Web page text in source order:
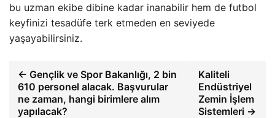
bu uzman ekibe dibine kadar inanabilir hem de futbol
keyfinizi tesadüfe terk etmeden en seviyede
yaşayabilirsiniz.
← Gençlik ve Spor Bakanlığı, 2 bin
610 personel alacak. Başvurular
ne zaman, hangi birimlere alım
yapılacak?
Kaliteli
Endüstriyel
Zemin İşlem
Sistemleri →